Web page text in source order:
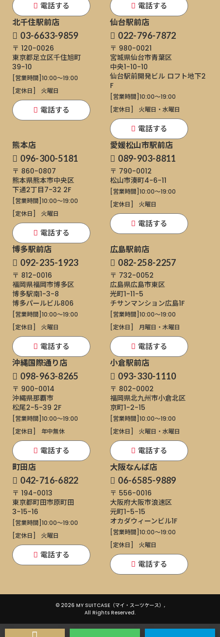
電話する 電話する
北千住駅前店
03-6633-9859
〒 120-0026
東京都足立区千住旭町
39-10
[営業時間]10:00～19:00
[定休日]
火曜日
電話する
仙台駅前店
022-796-7872
〒 980-0021
宮城県仙台市青葉区
中央1-10-10
仙台駅前開発ビル ロフト地下2
F
[営業時間]10:00～19:00
[定休日]
火曜日・水曜日
電話する
熊本店
096-300-5181
〒 860-0807
熊本県熊本市中央区
下通2丁目7-32 2F
[営業時間]10:00～19:00
[定休日]
火曜日
電話する
愛媛松山市駅前店
089-903-8811
〒 790-0012
松山市湊町4-6-11
[営業時間]10:00～19:00
[定休日]
火曜日
電話する
博多駅前店
092-235-1923
〒 812-0016
福岡県福岡市博多区
博多駅南1-3-8
博多パールビル806
[営業時間]10:00～19:00
[定休日]
火曜日
電話する
広島駅前店
082-258-2257
〒 732-0052
広島県広島市東区
光町1-11-5
チサンマンション広島1F
[営業時間]10:00～19:00
[定休日]
月曜日・木曜日
電話する
沖縄国際通り店
098-963-8265
〒 900-0014
沖縄県那覇市
松尾2-5-39 2F
[営業時間]10:00～19:00
[定休日]
年中無休
電話する
小倉駅前店
093-330-1110
〒 802-0002
福岡県北九州市小倉北区
京町1-2-15
[営業時間]10:00～19:00
[定休日]
火曜日・水曜日
電話する
町田店
042-716-6822
〒 194-0013
東京都町田市原町田
3-15-16
[営業時間]10:00～19:00
[定休日]
火曜日
電話する
大阪なんば店
06-6585-9889
〒 556-0016
大阪府大阪市浪速区
元町1-5-15
オカダウィーンビル1F
[営業時間]10:00～19:00
[定休日]
火曜日
電話する
© 2026 MY SUITCASE（マイ・スーツケース）,
All Rights Reserved.